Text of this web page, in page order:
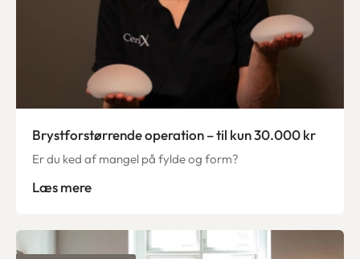
Brystforstørrende operation – til kun 30.000 kr
Er du ked af mangel på fylde og form?
Læs mere